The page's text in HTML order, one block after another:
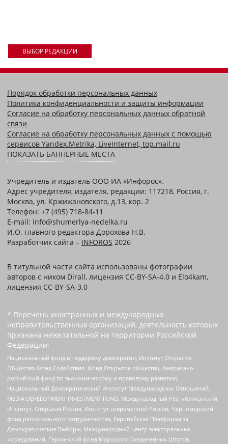
ВЫБОР РЕДАКЦИИ
Порядок обработки персональных данных
Политика конфиденциальности и защиты информации
Согласие на обработку персональных данных обратной
связи
Согласие на обработку персональных данных с помощью
сервисов Yandex.Metrika, LiveInternet, top.mail.ru
ПОКАЗАТЬ БАННЕРНЫЕ МЕСТА
Учредитель и издатель ООО ИА «Инфорос».
Адрес учредителя, издателя, редакции: 117218, Россия, г.
Москва, ул. Кржижановского, д.13, кор. 2
Телефон: +7 (495) 718-84-11
E-mail: info@shumerlya-nedelka.ru
И.О. главного редактора Дорохова Н.В.
Разработчик сайта – INFOROS 2026
В титульной части сайта использованы фотографии
авторов с ником Dirall, лицензия CC-BY-SA-4.0 и Elo4kam,
лицензия CC-BY-SA-3.0
* Перечень иностранных и международных
неправительственных организаций, деятельность которых
признана нежелательной на территории Российской
Федерации:
Национальный фонд в поддержку демократии, Институт Открытое
Общество Фонд Содействия, Фонд Открытое общество, Американо-
российский фонд по экономическому и правовому развитию,
Национальный Демократический Институт Международных Отношений,
MEDIA DEVELOPMENT INVESTMENT FUND, Международный Республиканский
Институт, Открытая Россия, Институт современной России, Черноморский
фонд регионального сотрудничества, Европейская Платформа за
Демократические Выборы, Международный центр электоральных
исследований, Германский фонд Маршалла Соединенных Штатов,